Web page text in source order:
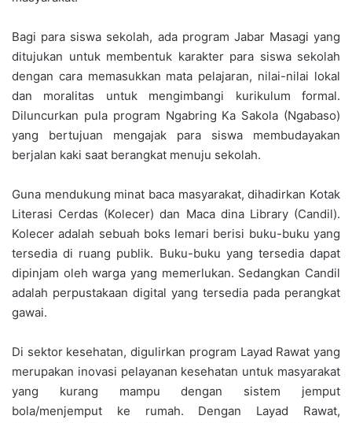
Bagi para siswa sekolah, ada program Jabar Masagi yang
ditujukan untuk membentuk karakter para siswa sekolah
dengan cara memasukkan mata pelajaran, nilai-nilai lokal
dan moralitas untuk mengimbangi kurikulum formal.
Diluncurkan pula program Ngabring Ka Sakola (Ngabaso)
yang bertujuan mengajak para siswa membudayakan
berjalan kaki saat berangkat menuju sekolah.
Guna mendukung minat baca masyarakat, dihadirkan Kotak
Literasi Cerdas (Kolecer) dan Maca dina Library (Candil).
Kolecer adalah sebuah boks lemari berisi buku-buku yang
tersedia di ruang publik. Buku-buku yang tersedia dapat
dipinjam oleh warga yang memerlukan. Sedangkan Candil
adalah perpustakaan digital yang tersedia pada perangkat
gawai.
Di sektor kesehatan, digulirkan program Layad Rawat yang
merupakan inovasi pelayanan kesehatan untuk masyarakat
yang kurang mampu dengan sistem jemput
bola/menjemput ke rumah. Dengan Layad Rawat,